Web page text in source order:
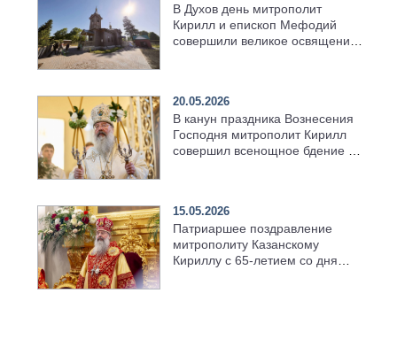
В Духов день митрополит
Кирилл и епископ Мефодий
совершили великое освящение
20.05.2026
В канун праздника Вознесения
Господня митрополит Кирилл
совершил всенощное бдение в
15.05.2026
Патриаршее поздравление
митрополиту Казанскому
Кириллу с 65-летием со дня